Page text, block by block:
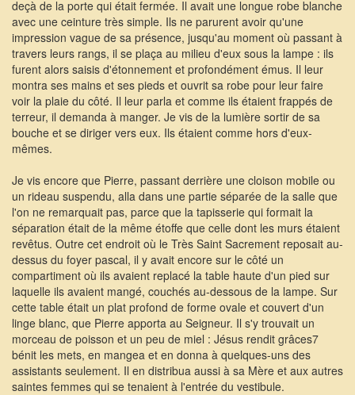
deçà de la porte qui était fermée. Il avait une longue robe blanche
avec une ceinture très simple. Ils ne parurent avoir qu'une
impression vague de sa présence, jusqu'au moment où passant à
travers leurs rangs, il se plaça au milieu d'eux sous la lampe : ils
furent alors saisis d'étonnement et profondément émus. Il leur
montra ses mains et ses pieds et ouvrit sa robe pour leur faire
voir la plaie du côté. Il leur parla et comme ils étaient frappés de
terreur, il demanda à manger. Je vis de la lumière sortir de sa
bouche et se diriger vers eux. Ils étaient comme hors d'eux-
mêmes.
Je vis encore que Pierre, passant derrière une cloison mobile ou
un rideau suspendu, alla dans une partie séparée de la salle que
l'on ne remarquait pas, parce que la tapisserie qui formait la
séparation était de la même étoffe que celle dont les murs étaient
revêtus. Outre cet endroit où le Très Saint Sacrement reposait au-
dessus du foyer pascal, il y avait encore sur le côté un
compartiment où ils avaient replacé la table haute d'un pied sur
laquelle ils avaient mangé, couchés au-dessous de la lampe. Sur
cette table était un plat profond de forme ovale et couvert d'un
linge blanc, que Pierre apporta au Seigneur. Il s'y trouvait un
morceau de poisson et un peu de miel : Jésus rendit grâces7
bénit les mets, en mangea et en donna à quelques-uns des
assistants seulement. Il en distribua aussi à sa Mère et aux autres
saintes femmes qui se tenaient à l'entrée du vestibule.